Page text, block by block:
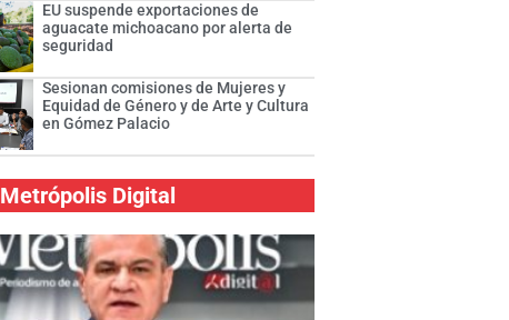
EU suspende exportaciones de
aguacate michoacano por alerta de
seguridad
Sesionan comisiones de Mujeres y
Equidad de Género y de Arte y Cultura
en Gómez Palacio
Metrópolis Digital